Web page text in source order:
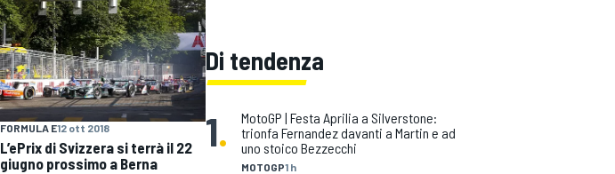
FORMULA E12 ott 2018
L’ePrix di Svizzera si terrà il 22
giugno prossimo a Berna
Di tendenza
1.
MOTOGP1 h
MotoGP | Festa Aprilia a Silverstone:
trionfa Fernandez davanti a Martin e ad
uno stoico Bezzecchi